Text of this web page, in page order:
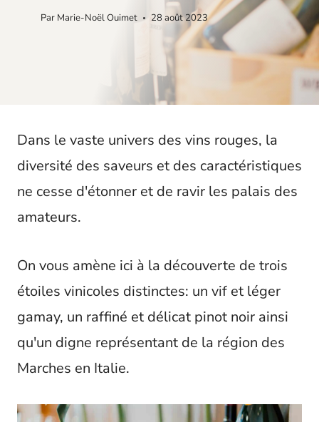
Par Marie-Noël Ouimet 28 août 2023
Dans le vaste univers des vins rouges, la
diversité des saveurs et des caractéristiques
ne cesse d'étonner et de ravir les palais des
amateurs.
On vous amène ici à la découverte de trois
étoiles vinicoles distinctes: un vif et léger
gamay, un raffiné et délicat pinot noir ainsi
qu'un digne représentant de la région des
Marches en Italie.